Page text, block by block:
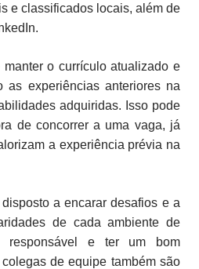
e classificados locais, além de
o currículo atualizado e
as experiências anteriores na
adquiridas. Isso pode
de concorrer a uma vaga, já
a experiência prévia na
a encarar desafios e a
de cada ambiente de
responsável e ter um bom
de equipe também são